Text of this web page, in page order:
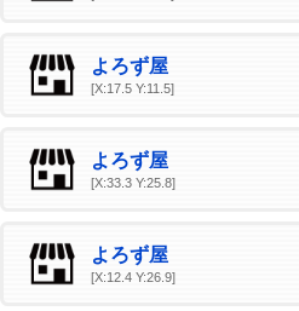
よろず屋
[X:17.5 Y:11.5]
よろず屋
[X:33.3 Y:25.8]
よろず屋
[X:12.4 Y:26.9]